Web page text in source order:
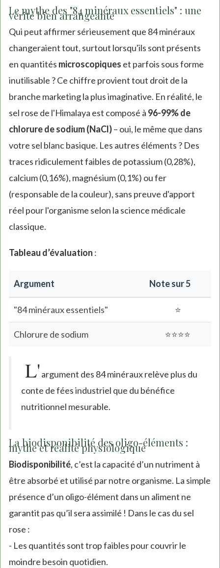
Le mythe des "84 minéraux essentiels" : une
vérité bien arrangeante
Qui peut affirmer sérieusement que 84 minéraux
changeraient tout, surtout lorsqu'ils sont présents
en quantités microscopiques et parfois sous forme
inutilisable ? Ce chiffre provient tout droit de la
branche marketing la plus imaginative. En réalité, le
sel rose de l'Himalaya est composé à 96-99% de
chlorure de sodium (NaCl)– oui, le même que dans
votre sel blanc basique. Les autres éléments ? Des
traces ridiculement faibles de potassium (0,28%),
calcium (0,16%), magnésium (0,1%) ou fer
(responsable de la couleur), sans preuve d'apport
réel pour l'organisme selon la science médicale
classique.
Tableau d’évaluation :
Argument Note sur 5
"84 minéraux essentiels" ⭐
Chlorure de sodium ⭐⭐⭐⭐
L'argument des 84 minéraux relève plus du
conte de fées industriel que du bénéfice
nutritionnel mesurable.
La biodisponibilité des oligo-éléments :
mythe et réalité physiologique
Biodisponibilité, c’est la capacité d’un nutriment à
être absorbé et utilisé par notre organisme. La simple
présence d’un oligo-élément dans un aliment ne
garantit pas qu’il sera assimilé ! Dans le cas du sel
rose :
- Les quantités sont trop faibles pour couvrir le
moindre besoin quotidien.